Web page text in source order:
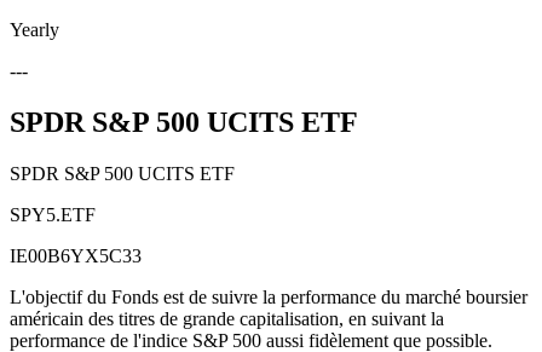
Yearly
---
SPDR S&P 500 UCITS ETF
SPDR S&P 500 UCITS ETF
SPY5.ETF
IE00B6YX5C33
L'objectif du Fonds est de suivre la performance du marché boursier
américain des titres de grande capitalisation, en suivant la
performance de l'indice S&P 500 aussi fidèlement que possible.